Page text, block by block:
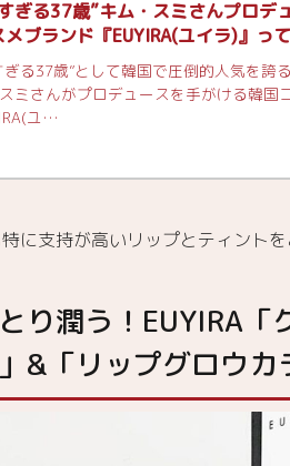
ぎる37歳”キム・スミさんプロデ
メブランド『EUYIRA(ユイラ)』っ
ぎる37歳”として韓国で圧倒的人気を誇
ミさんがプロデュースを手がける韓国
ユ…
に支持が高いリップとティント
り潤う！EUYIRA「
&「リップグロウカ